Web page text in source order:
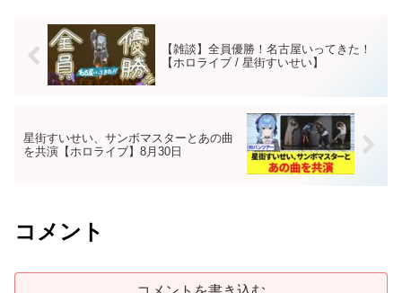
【雑談】全員優勝！名古屋いってきた！
【ホロライブ / 星街すいせい】
星街すいせい、サンボマスターとあの曲
を共演【ホロライブ】8月30日
コメント